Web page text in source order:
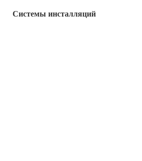
Системы инсталляций